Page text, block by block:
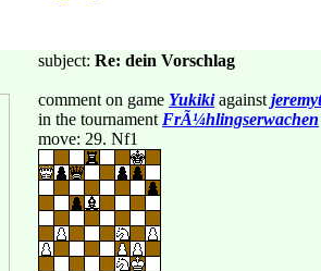
subject: Re: dein Vorschlag
comment on game Yukikiagainst jeremyt
in the tournament FrÃ¼hlingserwachen
move: 29. Nf1